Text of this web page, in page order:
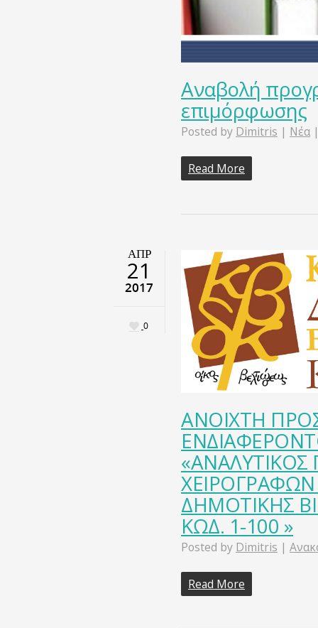
Αναβολή
επιμόρφωσης
Posted by Dimitris | Νέα
Read More
ΑΠΡ
21
2017
0
ΑΝΟΙΧΤΗ
«ΑΝΑΛΥΤΙΚΟΣ
ΔΗΜΟΤΙΚΗΣ
ΚΩΔ. 1-100 »
Posted by Dimitris |
Read More